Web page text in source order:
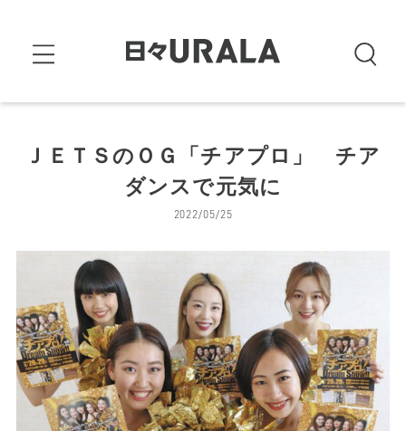
ＪＥＴＳのＯＧ「チアプロ」 チア
ダンスで元気に
2022/05/25